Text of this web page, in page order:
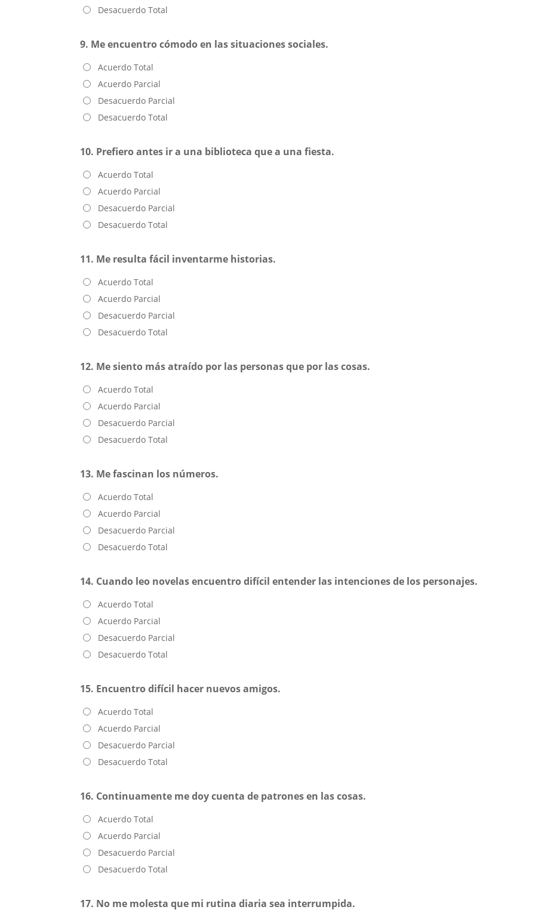
Desacuerdo Total
9. Me encuentro cómodo en las situaciones sociales.
Acuerdo Total
Acuerdo Parcial
Desacuerdo Parcial
Desacuerdo Total
10. Prefiero antes ir a una biblioteca que a una fiesta.
Acuerdo Total
Acuerdo Parcial
Desacuerdo Parcial
Desacuerdo Total
11. Me resulta fácil inventarme historias.
Acuerdo Total
Acuerdo Parcial
Desacuerdo Parcial
Desacuerdo Total
12. Me siento más atraído por las personas que por las cosas.
Acuerdo Total
Acuerdo Parcial
Desacuerdo Parcial
Desacuerdo Total
13. Me fascinan los números.
Acuerdo Total
Acuerdo Parcial
Desacuerdo Parcial
Desacuerdo Total
14. Cuando leo novelas encuentro difícil entender las intenciones de los personajes.
Acuerdo Total
Acuerdo Parcial
Desacuerdo Parcial
Desacuerdo Total
15. Encuentro difícil hacer nuevos amigos.
Acuerdo Total
Acuerdo Parcial
Desacuerdo Parcial
Desacuerdo Total
16. Continuamente me doy cuenta de patrones en las cosas.
Acuerdo Total
Acuerdo Parcial
Desacuerdo Parcial
Desacuerdo Total
17. No me molesta que mi rutina diaria sea interrumpida.